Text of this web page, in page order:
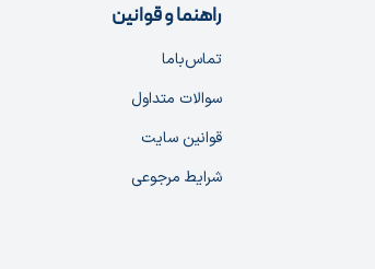
راهنما و قوانین
تماس‌با‌ما
سوالات متداول
قوانین سایت
شرایط مرجوعی